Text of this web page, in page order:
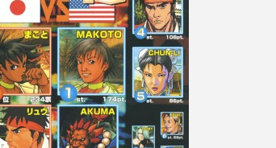
[GK] Pourquoi Marvel
[GK] Test : Restory : Chill
[GK] GTA 6 : Rockstar
[GK] Hot Wheels Infinite
[GK] Mémoire cash -
[GK] Résultats Nintendo :
[GK] Déjà des
[Mo5] Brickboy cherche à
[GK] Minecraft et ses «